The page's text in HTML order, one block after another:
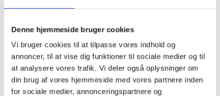
Denne hjemmeside bruger cookies
Vi bruger cookies til at tilpasse vores indhold og
annoncer, til at vise dig funktioner til sociale medier og til
at analysere vores trafik. Vi deler også oplysninger om
din brug af vores hjemmeside med vores partnere inden
for sociale medier, annonceringspartnere og
Udsolgt
CaMaRose Økologisk Hverdagsuld i 100% økologiske